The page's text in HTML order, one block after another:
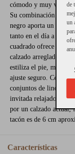
cómodo y muy
Su combinación de
negro aporta un
tanto en el día a día
cuadrado ofrece
calzado arreglado sin
estiliza el pie,
ajuste seguro.
conjuntos de lino,
invitada relajados.
por un calzado actual,
tacón es de 6 cm
Características
de
un